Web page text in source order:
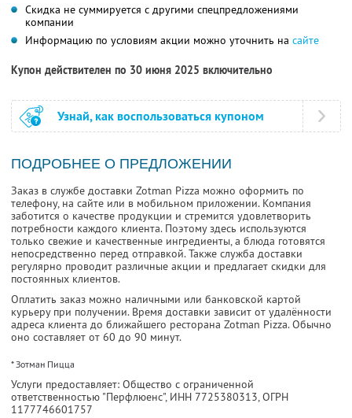
Скидка не суммируется с другими спецпредложениями
компании
Информацию по условиям акции можно уточнить на сайте
Купон действителен по 30 июня 2025 включительно
Узнай, как воспользоваться купоном
ПОДРОБНЕЕ О ПРЕДЛОЖЕНИИ
Заказ в службе доставки Zotman Pizza можно оформить по
телефону, на сайте или в мобильном приложении. Компания
заботится о качестве продукции и стремится удовлетворить
потребности каждого клиента. Поэтому здесь используются
только свежие и качественные ингредиенты, а блюда готовятся
непосредственно перед отправкой. Также служба доставки
регулярно проводит различные акции и предлагает скидки для
постоянных клиентов.
Оплатить заказ можно наличными или банковской картой
курьеру при получении. Время доставки зависит от удалённости
адреса клиента до ближайшего ресторана Zotman Pizza. Обычно
оно составляет от 60 до 90 минут.
* Зотман Пицца
Услуги предоставляет: Общество с ограниченной
ответственностью "Перфлюенс", ИНН 7725380313, ОГРН
1177746601757